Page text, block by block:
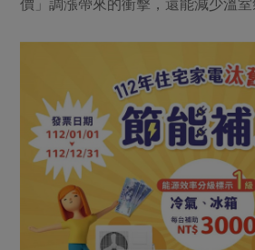
價」調漲帶來的衝擊，還能減少溫室